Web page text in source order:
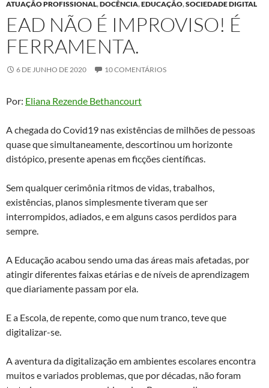
ATUAÇÃO PROFISSIONAL,DOCÊNCIA,EDUCAÇÃO,SOCIEDADE DIGITAL
EAD NÃO É IMPROVISO! É
FERRAMENTA.
6 DE JUNHO DE 2020 10 COMENTÁRIOS
Por: Eliana Rezende Bethancourt
A chegada do Covid19 nas existências de milhões de pessoas
quase que simultaneamente, descortinou um horizonte
distópico, presente apenas em ficções científicas.
Sem qualquer cerimônia ritmos de vidas, trabalhos,
existências, planos simplesmente tiveram que ser
interrompidos, adiados, e em alguns casos perdidos para
sempre.
A Educação acabou sendo uma das áreas mais afetadas, por
atingir diferentes faixas etárias e de níveis de aprendizagem
que diariamente passam por ela.
E a Escola, de repente, como que num tranco, teve que
digitalizar-se.
A aventura da digitalização em ambientes escolares encontra
muitos e variados problemas, que por décadas, não foram